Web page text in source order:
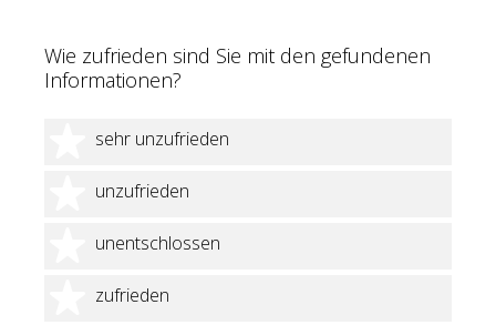
Wie zufrieden sind Sie mit den gefundenen
Informationen?
sehr unzufrieden
1 Stern
unzufrieden
2 Sterne
unentschlossen
3 Sterne
zufrieden
4 Sterne